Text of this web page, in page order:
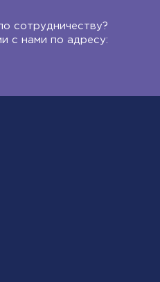
сотрудничеству?
с нами по адресу: